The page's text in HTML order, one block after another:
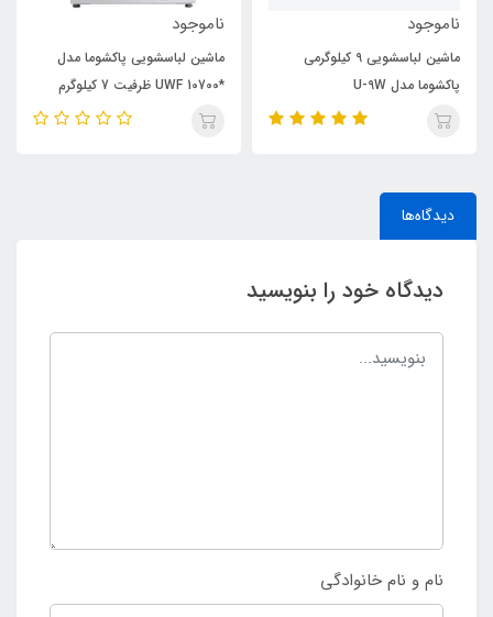
ناموجود
ماشین لباسشویی 9 کیلوگرمی
پاکشوما مدل U-9W
ناموجود
ماشین لباسشویی پاکشوما مدل
*UWF 10700 ظرفیت 7 کیلوگرم
دیدگاه‌ها
دیدگاه خود را بنویسید
نام و نام خانوادگی